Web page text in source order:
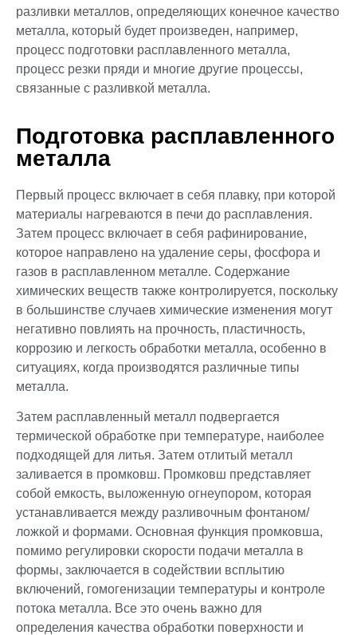
разливки металлов, определяющих конечное качество
металла, который будет произведен, например,
процесс подготовки расплавленного металла,
процесс резки пряди и многие другие процессы,
связанные с разливкой металла.
Подготовка расплавленного
металла
Первый процесс включает в себя плавку, при которой
материалы нагреваются в печи до расплавления.
Затем процесс включает в себя рафинирование,
которое направлено на удаление серы, фосфора и
газов в расплавленном металле. Содержание
химических веществ также контролируется, поскольку
в большинстве случаев химические изменения могут
негативно повлиять на прочность, пластичность,
коррозию и легкость обработки металла, особенно в
ситуациях, когда производятся различные типы
металла.
Затем расплавленный металл подвергается
термической обработке при температуре, наиболее
подходящей для литья. Затем отлитый металл
заливается в промковш. Промковш представляет
собой емкость, выложенную огнеупором, которая
устанавливается между разливочным фонтаном/
ложкой и формами. Основная функция промковша,
помимо регулировки скорости подачи металла в
формы, заключается в содействии всплытию
включений, гомогенизации температуры и контроле
потока металла. Все это очень важно для
определения качества обработки поверхности и